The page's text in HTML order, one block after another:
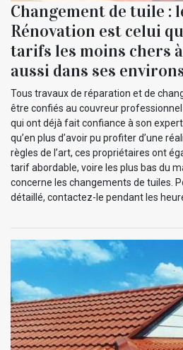
Changement de tuile :
Rénovation est celui
tarifs les moins chers
aussi dans ses
Tous travaux de réparation et de
être confiés au couvreur
qui ont déjà fait confiance à son
qu’en plus d’avoir pu profiter d’une
règles de l’art, ces propriétaires ont
tarif abordable, voire les plus bas du
concerne les changements de tuiles.
détaillé, contactez-le pendant les